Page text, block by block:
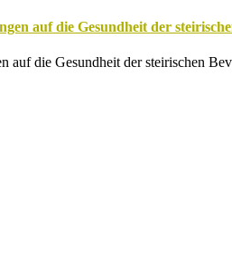
auf die Gesundheit der
die Gesundheit der steirischen